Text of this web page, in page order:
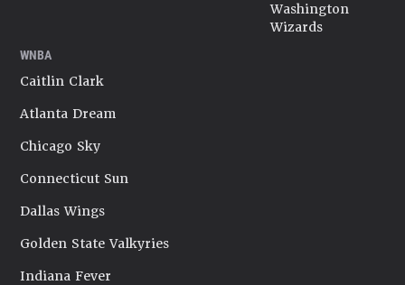
Washington
Wizards
WNBA
Caitlin Clark
Atlanta Dream
Chicago Sky
Connecticut Sun
Dallas Wings
Golden State Valkyries
Indiana Fever